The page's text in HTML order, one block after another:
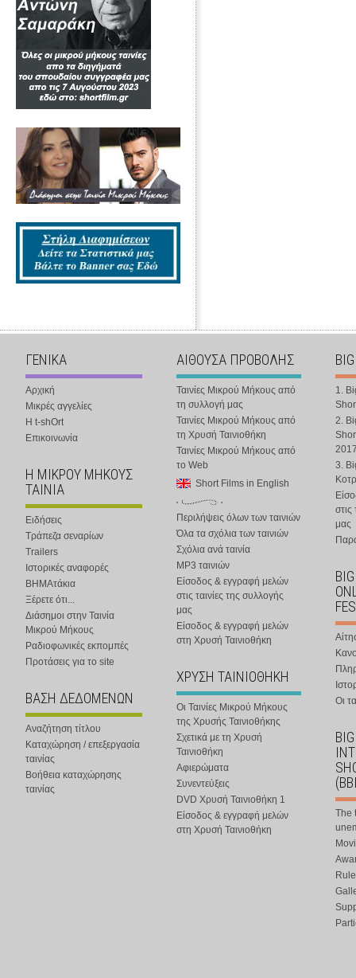
ΓΕΝΙΚΑ
Αρχική
Μικρές αγγελίες
Η t-shOrt
Επικοινωνία
Η ΜΙΚΡΟΥ ΜΗΚΟΥΣ
ΤΑΙΝΙΑ
Ειδήσεις
Τράπεζα σεναρίων
Trailers
Ιστορικές αναφορές
ΒΗΜΑτάκια
Ξέρετε ότι...
Διάσημοι στην Ταινία
Μικρού Μήκους
Ραδιοφωνικές εκπομπές
Προτάσεις για το site
ΒΑΣΗ ΔΕΔΟΜΕΝΩΝ
Αναζήτηση τίτλου
Καταχώρηση / επεξεργασία
ταινίας
Βοήθεια καταχώρησης
ταινίας
ΑΙΘΟΥΣΑ ΠΡΟΒΟΛΗΣ
Ταινίες Μικρού Μήκους από
τη συλλογή μας
Ταινίες Μικρού Μήκους από
τη Χρυσή Ταινιοθήκη
Ταινίες Μικρού Μήκους από
το Web
Short Films in English
Περιλήψεις όλων των ταινιών
Όλα τα σχόλια των ταινιών
Σχόλια ανά ταινία
MP3 ταινιών
Είσοδος & εγγραφή μελών
στις ταινίες της συλλογής
μας
Είσοδος & εγγραφή μελών
στη Χρυσή Ταινιοθήκη
ΧΡΥΣΗ ΤΑΙΝΙΟΘΗΚΗ
Οι Ταινίες Μικρού Μήκους
της Χρυσής Ταινιοθήκης
Σχετικά με τη Χρυσή
Ταινιοθήκη
Αφιερώματα
Συνεντεύξεις
DVD Χρυσή Ταινιοθήκη 1
Είσοδος & εγγραφή μελών
στη Χρυσή Ταινιοθήκη
1.
2.
3.
στις
μας
Οι
The